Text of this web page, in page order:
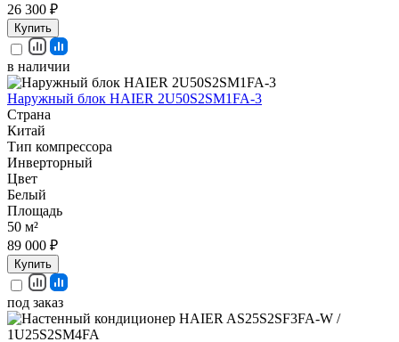
26 300 ₽
Купить
в наличии
Наружный блок HAIER 2U50S2SM1FA-3
Страна
Китай
Тип компрессора
Инверторный
Цвет
Белый
Площадь
50 м²
89 000 ₽
Купить
под заказ